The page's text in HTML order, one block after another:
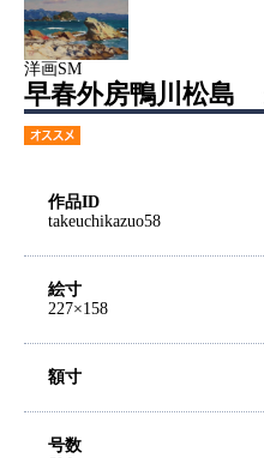
洋画SM
早春外房鴨川松島
作品ID
takeuchikazuo58
絵寸
227×158
額寸
号数